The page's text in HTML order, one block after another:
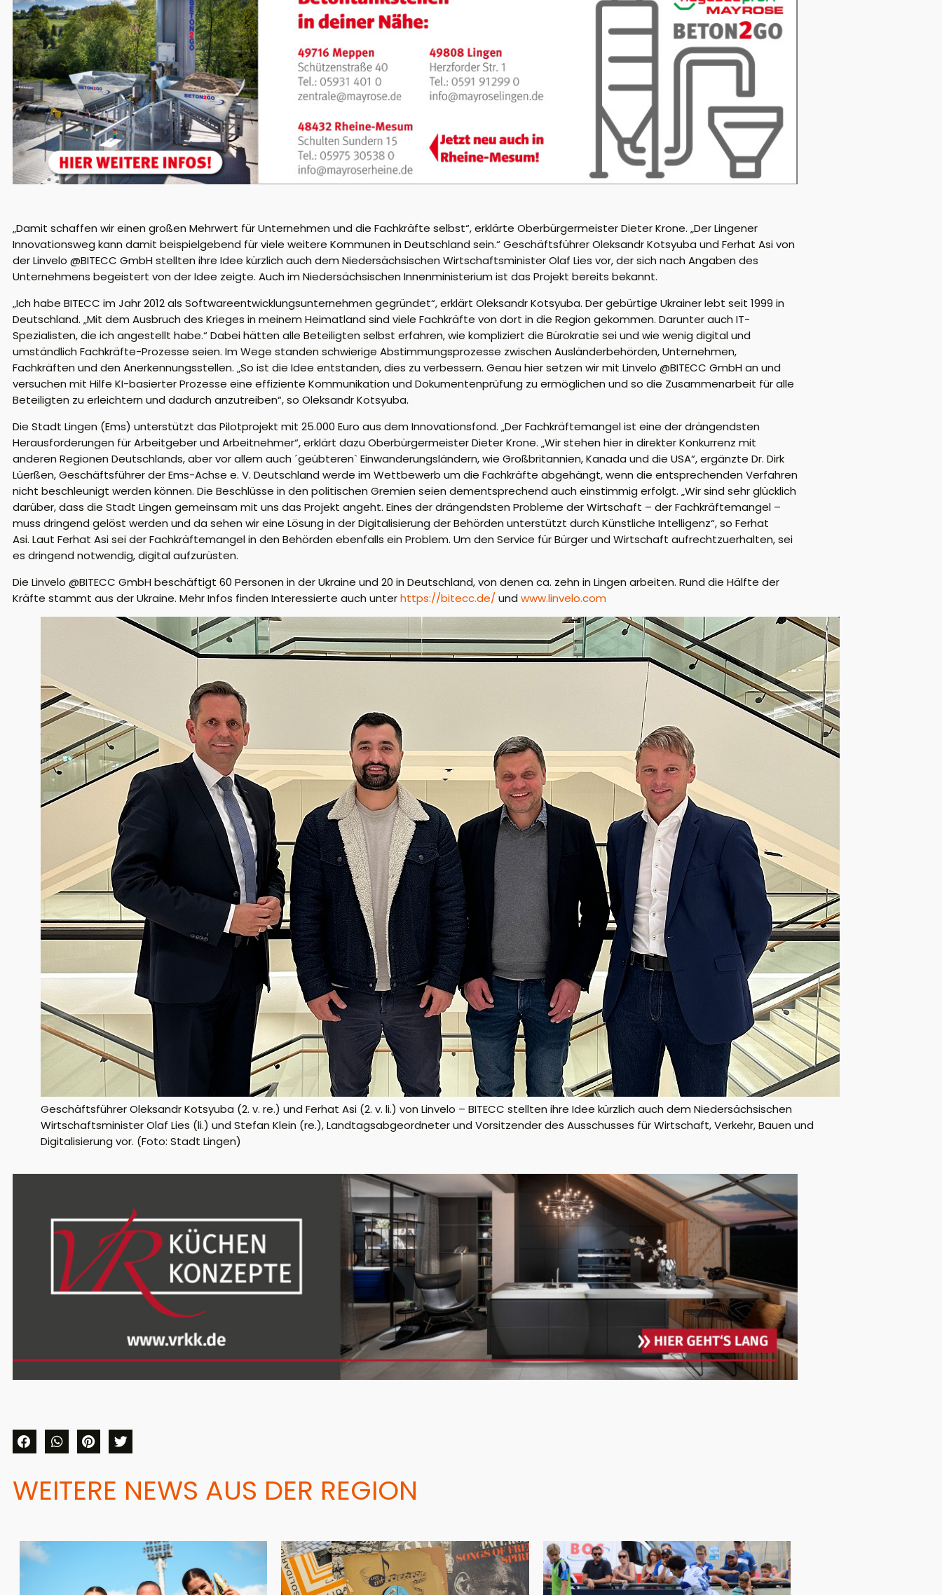
„Damit schaffen wir einen großen Mehrwert für Unternehmen und die Fachkräfte selbst“, erklärte Oberbürgermeister Dieter Krone. „Der Lingener
Innovationsweg kann damit beispielgebend für viele weitere Kommunen in Deutschland sein.“ Geschäftsführer Oleksandr Kotsyuba und Ferhat Asi von
der Linvelo @BITECC GmbH stellten ihre Idee kürzlich auch dem Niedersächsischen Wirtschaftsminister Olaf Lies vor, der sich nach Angaben des
Unternehmens begeistert von der Idee zeigte. Auch im Niedersächsischen Innenministerium ist das Projekt bereits bekannt.
„Ich habe BITECC im Jahr 2012 als Softwareentwicklungsunternehmen gegründet“, erklärt Oleksandr Kotsyuba. Der gebürtige Ukrainer lebt seit 1999 in
Deutschland. „Mit dem Ausbruch des Krieges in meinem Heimatland sind viele Fachkräfte von dort in die Region gekommen. Darunter auch IT-
Spezialisten, die ich angestellt habe.“ Dabei hätten alle Beteiligten selbst erfahren, wie kompliziert die Bürokratie sei und wie wenig digital und
umständlich Fachkräfte-Prozesse seien. Im Wege standen schwierige Abstimmungsprozesse zwischen Ausländerbehörden, Unternehmen,
Fachkräften und den Anerkennungsstellen. „So ist die Idee entstanden, dies zu verbessern. Genau hier setzen wir mit Linvelo @BITECC GmbH an und
versuchen mit Hilfe KI-basierter Prozesse eine effiziente Kommunikation und Dokumentenprüfung zu ermöglichen und so die Zusammenarbeit für alle
Beteiligten zu erleichtern und dadurch anzutreiben“, so Oleksandr Kotsyuba.
Die Stadt Lingen (Ems) unterstützt das Pilotprojekt mit 25.000 Euro aus dem Innovationsfond. „Der Fachkräftemangel ist eine der drängendsten
Herausforderungen für Arbeitgeber und Arbeitnehmer“, erklärt dazu Oberbürgermeister Dieter Krone. „Wir stehen hier in direkter Konkurrenz mit
anderen Regionen Deutschlands, aber vor allem auch ´geübteren` Einwanderungsländern, wie Großbritannien, Kanada und die USA“, ergänzte Dr. Dirk
Lüerßen, Geschäftsführer der Ems-Achse e. V. Deutschland werde im Wettbewerb um die Fachkräfte abgehängt, wenn die entsprechenden Verfahren
nicht beschleunigt werden können. Die Beschlüsse in den politischen Gremien seien dementsprechend auch einstimmig erfolgt. „Wir sind sehr glücklich
darüber, dass die Stadt Lingen gemeinsam mit uns das Projekt angeht. Eines der drängendsten Probleme der Wirtschaft – der Fachkräftemangel –
muss dringend gelöst werden und da sehen wir eine Lösung in der Digitalisierung der Behörden unterstützt durch Künstliche Intelligenz“, so Ferhat
Asi. Laut Ferhat Asi sei der Fachkräftemangel in den Behörden ebenfalls ein Problem. Um den Service für Bürger und Wirtschaft aufrechtzuerhalten, sei
es dringend notwendig, digital aufzurüsten.
Die Linvelo @BITECC GmbH beschäftigt 60 Personen in der Ukraine und 20 in Deutschland, von denen ca. zehn in Lingen arbeiten. Rund die Hälfte der
Kräfte stammt aus der Ukraine. Mehr Infos finden Interessierte auch unterhttps://bitecc.de/und www.linvelo.com
Geschäftsführer Oleksandr Kotsyuba (2. v. re.) und Ferhat Asi (2. v. li.) von Linvelo – BITECC stellten ihre Idee kürzlich auch dem Niedersächsischen
Wirtschaftsminister Olaf Lies (li.) und Stefan Klein (re.), Landtagsabgeordneter und Vorsitzender des Ausschusses für Wirtschaft, Verkehr, Bauen und
Digitalisierung vor. (Foto: Stadt Lingen)
WEITERE NEWS AUS DER REGION